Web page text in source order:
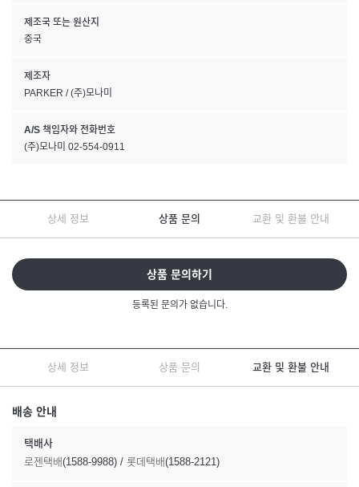
제조국 또는 원산지
중국
제조자
PARKER / (주)모나미
A/S 책임자와 전화번호
(주)모나미 02-554-0911
상세 정보 상품 문의 교환 및 환불 안내
상품 문의하기
등록된 문의가 없습니다.
상세 정보 상품 문의 교환 및 환불 안내
배송 안내
택배사
로젠택배(1588-9988) / 롯데택배(1588-2121)